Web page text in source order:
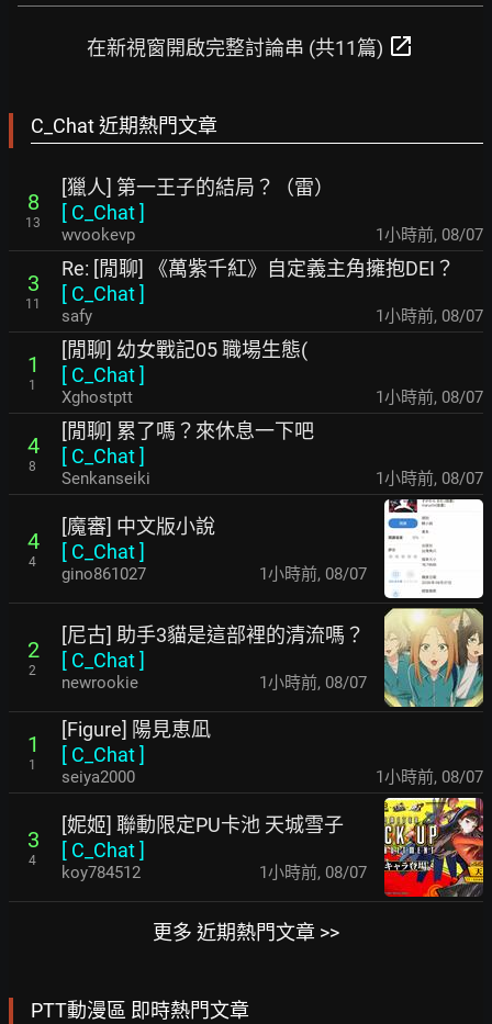
在新視窗開啟完整討論串 (共11篇) open_in_new
C_Chat 近期熱門文章
8
13
[獵人] 第一王子的結局？（雷）
[ C_Chat]
wvookevp 1小時前, 08/07
3
11
Re: [閒聊] 《萬紫千紅》自定義主角擁抱DEI？
[ C_Chat]
safy 1小時前, 08/07
1
1
[閒聊] 幼女戰記05 職場生態(
[ C_Chat]
Xghostptt 1小時前, 08/07
4
8
[閒聊] 累了嗎？來休息一下吧
[ C_Chat]
Senkanseiki 1小時前, 08/07
4
4
[魔審] 中文版小說
[ C_Chat]
gino861027 1小時前, 08/07
2
2
[尼古] 助手3貓是這部裡的清流嗎？
[ C_Chat]
newrookie 1小時前, 08/07
1
1
[Figure] 陽見恵凪
[ C_Chat]
seiya2000 1小時前, 08/07
3
4
[妮姬] 聯動限定PU卡池 天城雪子
[ C_Chat]
koy784512 1小時前, 08/07
更多 近期熱門文章 >>
PTT動漫區 即時熱門文章